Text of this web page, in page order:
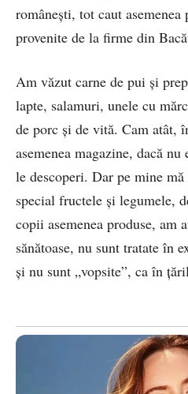
româneşti, tot caut
provenite de la firme din
Am văzut carne de pui şi
lapte, salamuri, unele cu
de porc şi de vită. Cam atât,
asemenea magazine, dacă
le descoperi. Dar pe mine
special fructele şi legumele,
copii asemenea produse, am
sănătoase, nu sunt tratate în
şi nu sunt „vopsite”, ca în